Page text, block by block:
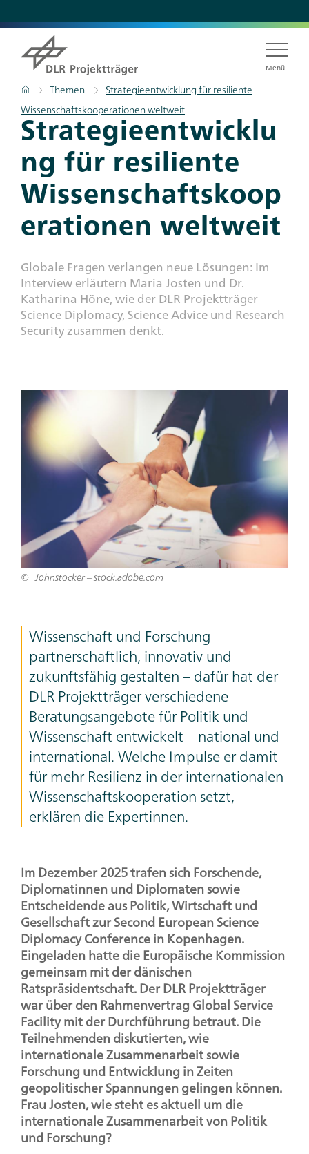
zum
Inhalt
Menü
Pfadnavigation
Startseite
Themen
Strategieentwicklung für resiliente
Wissenschaftskooperationen weltweit
Titel
Strategieentwicklu
ng für resiliente
Wissenschaftskoop
erationen weltweit
Subtitle
Globale Fragen verlangen neue Lösungen: Im
Interview erläutern Maria Josten und Dr.
Katharina Höne, wie der DLR Projektträger
Science Diplomacy, Science Advice und Research
Security zusammen denkt.
Teaser
Bild
Johnstocker – stock.adobe.com
Teaser
Text
Wissenschaft und Forschung
partnerschaftlich, innovativ und
zukunftsfähig gestalten – dafür hat der
DLR Projektträger verschiedene
Beratungsangebote für Politik und
Wissenschaft entwickelt – national und
international. Welche Impulse er damit
für mehr Resilienz in der internationalen
Wissenschaftskooperation setzt,
erklären die Expertinnen.
Im Dezember 2025 trafen sich Forschende,
Diplomatinnen und Diplomaten sowie
Entscheidende aus Politik, Wirtschaft und
Gesellschaft zurSecond European Science
Diplomacy Conferencein Kopenhagen.
Eingeladen hatte die Europäische Kommission
gemeinsam mit der dänischen
Ratspräsidentschaft. Der DLR Projektträger
war über den RahmenvertragGlobal Service
Facilitymit der Durchführung betraut. Die
Teilnehmenden diskutierten, wie
internationale Zusammenarbeit sowie
Forschung und Entwicklung in Zeiten
geopolitischer Spannungen gelingen können.
Frau Josten, wie steht es aktuell um die
internationale Zusammenarbeit von Politik
und Forschung?